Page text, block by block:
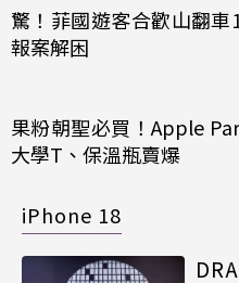
驚！菲國遊客合歡山翻
報案解困
果粉朝聖必買！Apple
大學T、保溫瓶賣爆
iPhone 18